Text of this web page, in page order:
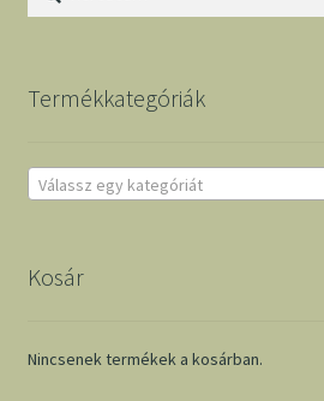
Termékkategóriák
Válassz egy kategóriát
Kosár
Nincsenek termékek a kosárban.